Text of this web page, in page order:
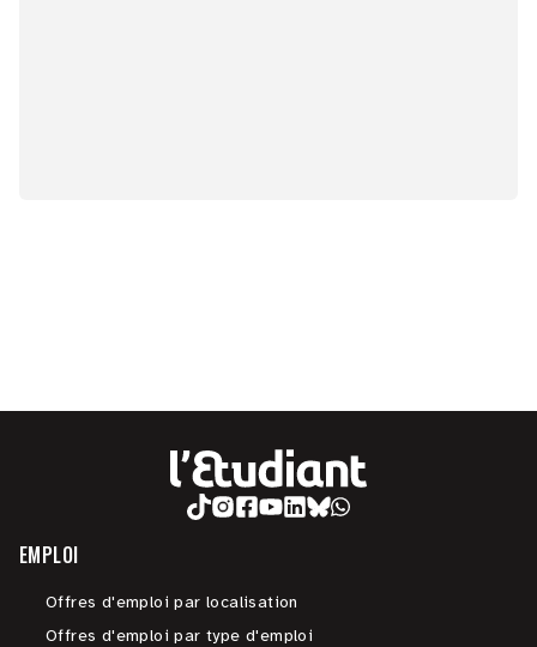
EMPLOI
Offres d'emploi par localisation
Offres d'emploi par type d'emploi